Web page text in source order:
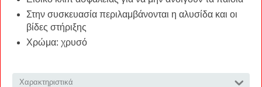
Στην συσκευασία περιλαμβάνονται η αλυσίδα και οι
βίδες στήριξης
Χρώμα: χρυσό
Χαρακτηριστικά